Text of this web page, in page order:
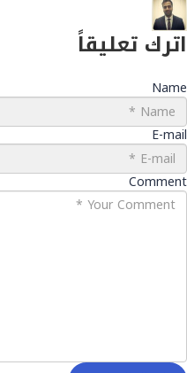
اترك تعليقاً
Name
E-mail
Comment